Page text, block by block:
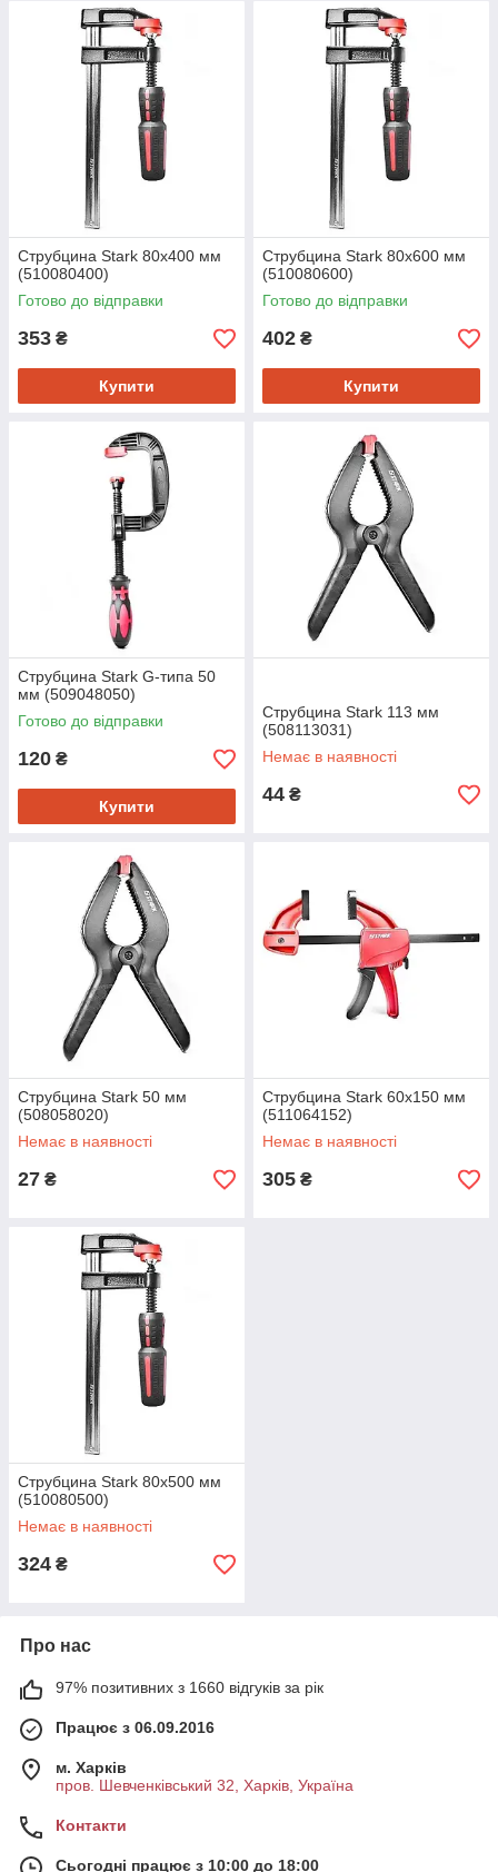
Струбцина Stark 80x400 мм
(510080400)
Готово до відправки
353 ₴
Купити
Струбцина Stark 80x600 мм
(510080600)
Готово до відправки
402 ₴
Купити
Струбцина Stark G-типа 50
мм (509048050)
Готово до відправки
120 ₴
Купити
Струбцина Stark 113 мм
(508113031)
Немає в наявності
44 ₴
Струбцина Stark 50 мм
(508058020)
Немає в наявності
27 ₴
Струбцина Stark 60х150 мм
(511064152)
Немає в наявності
305 ₴
Струбцина Stark 80x500 мм
(510080500)
Немає в наявності
324 ₴
Про нас
97% позитивних з 1660 відгуків за рік
Працює з 06.09.2016
м. Харків
пров. Шевченківський 32, Харків, Україна
Контакти
Сьогодні працює з 10:00 до 18:00